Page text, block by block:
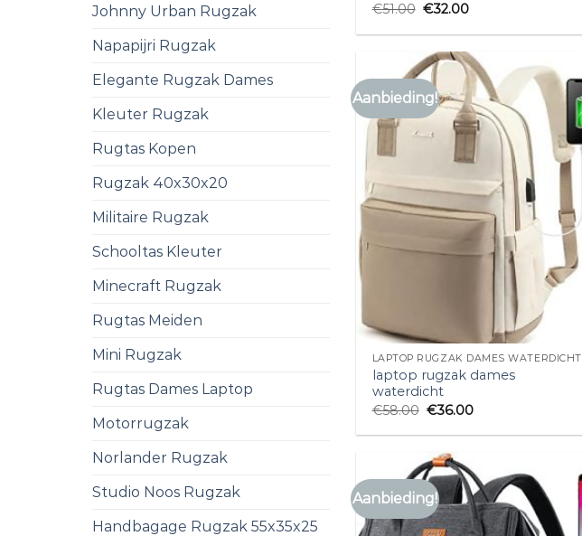
Johnny Urban Rugzak
Napapijri Rugzak
Elegante Rugzak Dames
Kleuter Rugzak
Rugtas Kopen
Rugzak 40x30x20
Militaire Rugzak
Schooltas Kleuter
Minecraft Rugzak
Rugtas Meiden
Mini Rugzak
Rugtas Dames Laptop
Motorrugzak
Norlander Rugzak
Studio Noos Rugzak
Handbagage Rugzak 55x35x25
€51.00 €32.00
Aanbieding!
LAPTOP RUGZAK DAMES WATERDICHT
laptop rugzak dames
waterdicht
€58.00 €36.00
Aanbieding!